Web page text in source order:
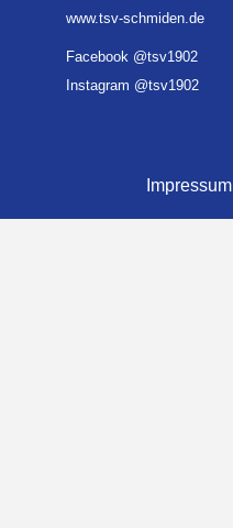
www.tsv-schmiden.de
Facebook @tsv1902
Instagram @tsv1902
Impressum